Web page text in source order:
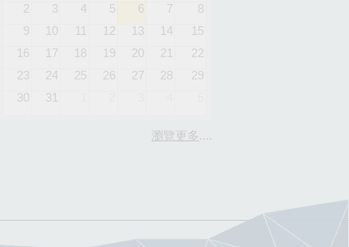
2
3 4 5 6 7
8
9
10 11 12 13 14
15
16
17 18 19 20 21
22
23
24 25 26 27 28
29
30
31
瀏覽更多 ....